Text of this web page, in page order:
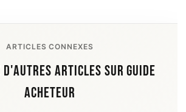
ARTICLES CONNEXES
D'AUTRES ARTICLES SUR GUIDE
ACHETEUR